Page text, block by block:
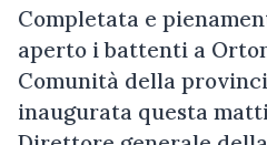
Completata e
aperto i battenti a
Comunità della
inaugurata questa